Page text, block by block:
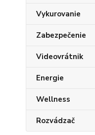
Vykurovanie
Zabezpečenie
Videovrátnik
Energie
Wellness
Rozvádzač